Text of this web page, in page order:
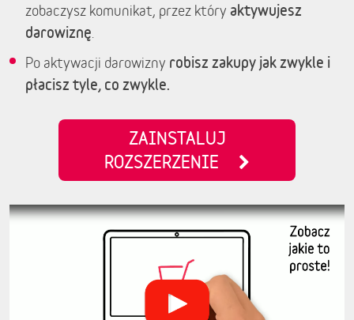
zobaczysz komunikat, przez który aktywujesz
darowiznę
Po aktywacji darowizny robisz zakupy jak zwykle i
płacisz tyle, co zwykle.
ZAINSTALUJ
ROZSZERZENIE